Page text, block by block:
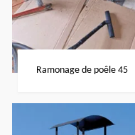
Ramonage de poêle 45